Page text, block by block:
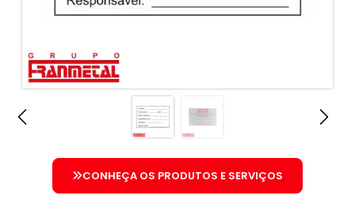
CONHEÇA OS PRODUTOS E SERVIÇOS